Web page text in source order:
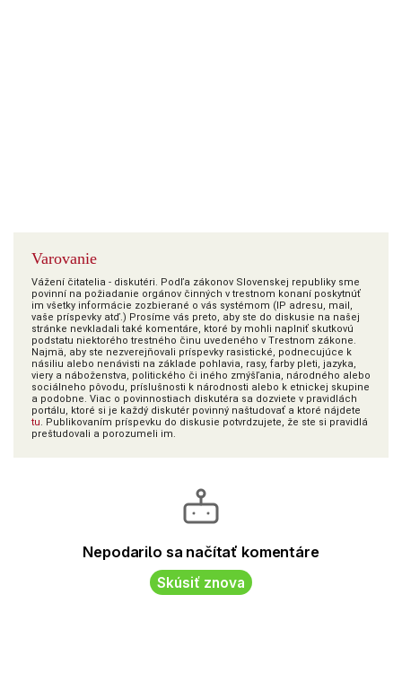
Varovanie
Vážení čitatelia - diskutéri. Podľa zákonov Slovenskej republiky sme
povinní na požiadanie orgánov činných v trestnom konaní poskytnúť
im všetky informácie zozbierané o vás systémom (IP adresu, mail,
vaše príspevky atď.) Prosíme vás preto, aby ste do diskusie na našej
stránke nevkladali také komentáre, ktoré by mohli naplniť skutkovú
podstatu niektorého trestného činu uvedeného v Trestnom zákone.
Najmä, aby ste nezverejňovali príspevky rasistické, podnecujúce k
násiliu alebo nenávisti na základe pohlavia, rasy, farby pleti, jazyka,
viery a náboženstva, politického či iného zmýšľania, národného alebo
sociálneho pôvodu, príslušnosti k národnosti alebo k etnickej skupine
a podobne. Viac o povinnostiach diskutéra sa dozviete v pravidlách
portálu, ktoré si je každý diskutér povinný naštudovať a ktoré nájdete
tu. Publikovaním príspevku do diskusie potvrdzujete, že ste si pravidlá
preštudovali a porozumeli im.